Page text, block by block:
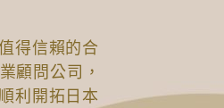
得信賴的合
顧問公司，
利開拓日本